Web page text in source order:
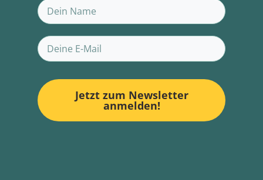
Jetzt zum Newsletter
anmelden!